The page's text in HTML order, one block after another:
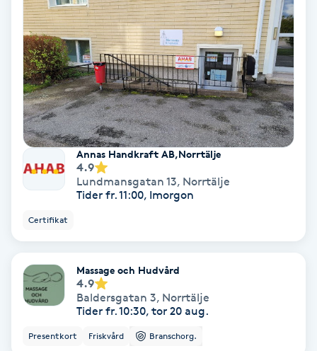
Idrottsmassage
IPL
IPL hårborttagning
IR-massage
Japansk massage
K18
Katun fransar
Annas Handkraft AB,Norrtälje
4.9
Lundmansgatan 13, Norrtälje
Tider fr. 11:00, Imorgon
Certifikat
Massage och Hudvård
4.9
Baldersgatan 3, Norrtälje
Tider fr. 10:30, tor 20 aug.
Presentkort Friskvård Branschorg.